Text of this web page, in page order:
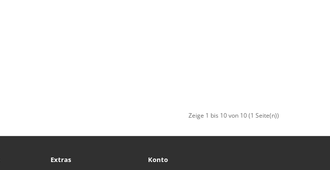
Zeige 1 bis 10 von 10 (1 Seite(n))
Extras Konto